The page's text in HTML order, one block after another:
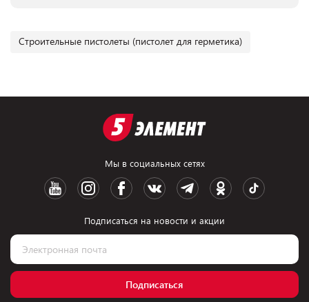
Строительные пистолеты (пистолет для герметика)
Мы в социальных сетях
Подписаться на новости и акции
Подписаться